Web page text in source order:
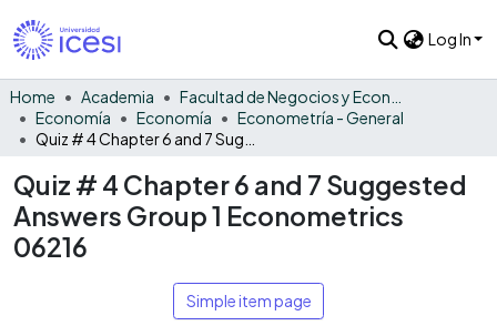
Log In
Home Academia
Economía
Economía
Econometría - General
Quiz # 4 Chapter 6 and 7 Suggested
Answers Group 1 Econometrics
06216
Simple item page